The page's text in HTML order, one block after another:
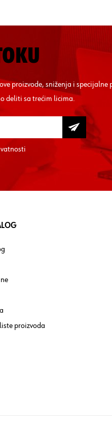
proizvode, sniženja i specijalne
deliti sa trećim licima.
proizvoda